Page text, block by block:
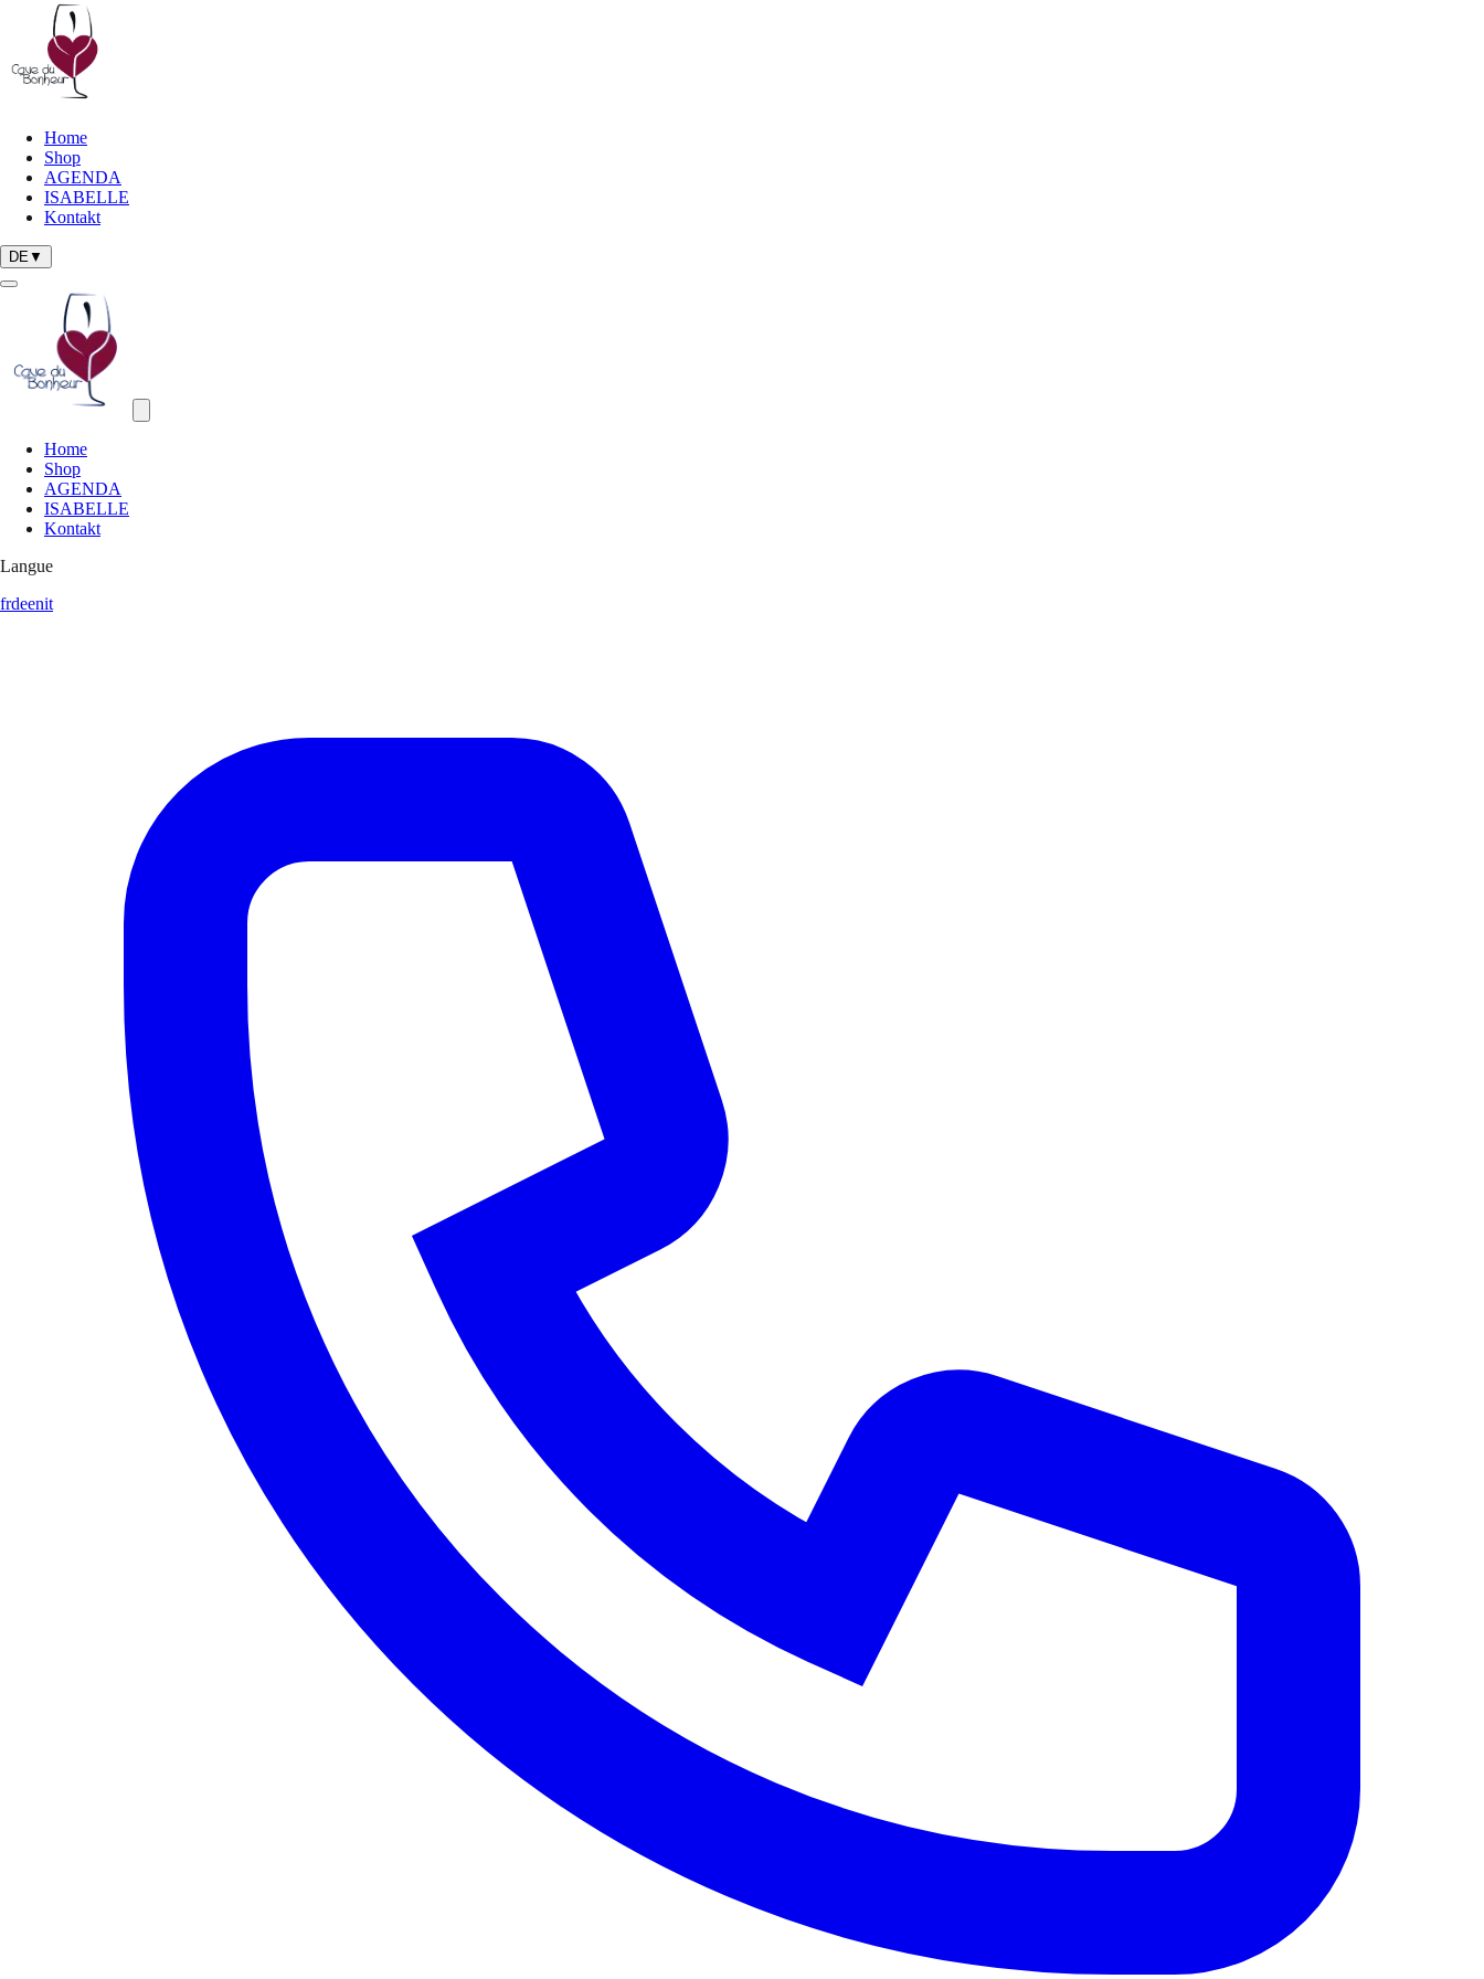
Aller au contenu principal
Home
Shop
AGENDA
ISABELLE
Kontakt
DE▼
Menu de navigation
Home
Shop
AGENDA
ISABELLE
Kontakt
Langue
frdeenit